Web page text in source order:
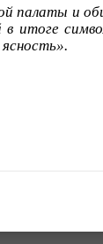
палаты и
итоге